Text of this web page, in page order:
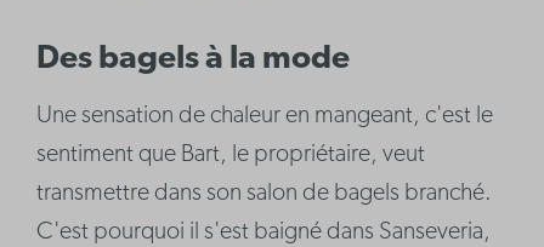
Des bagels à la mode
Une sensation de chaleur en mangeant, c'est le
sentiment que Bart, le propriétaire, veut
transmettre dans son salon de bagels branché.
C'est pourquoi il s'est baigné dans Sanseveria,